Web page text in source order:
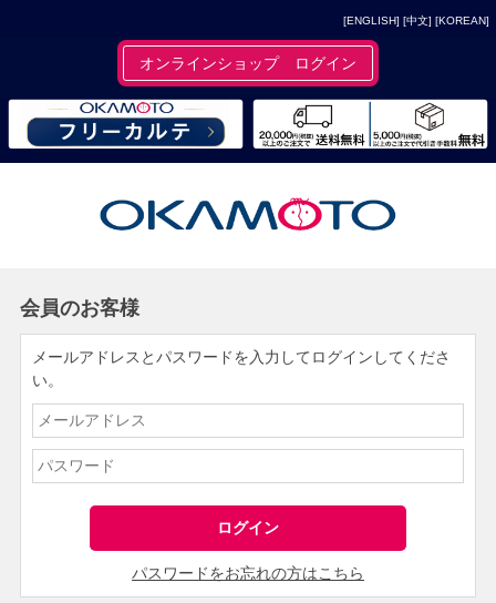
[ENGLISH] [中文] [KOREAN]
オンラインショップ ログイン
会員のお客様
メールアドレスとパスワードを入力してログインしてくださ
い。
パスワードをお忘れの方はこちら